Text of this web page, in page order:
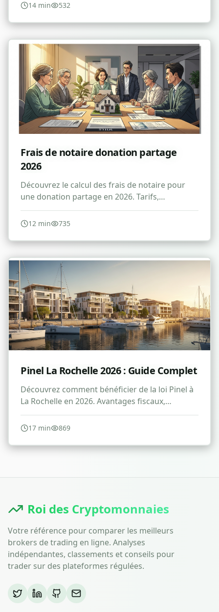
14 min 532
Frais de notaire donation partage
2026
Découvrez le calcul des frais de notaire pour
une donation partage en 2026. Tarifs,
réductions et conseils pour optimiser vos
droits.
12 min 735
Pinel La Rochelle 2026 : Guide Complet
Découvrez comment bénéficier de la loi Pinel à
La Rochelle en 2026. Avantages fiscaux,
conditions et stratégies d'investissement
immobilier.
17 min 869
Roi des Cryptomonnaies
Votre référence pour comparer les meilleurs
brokers de trading en ligne. Analyses
indépendantes, classements et conseils pour
trader sur des plateformes régulées.